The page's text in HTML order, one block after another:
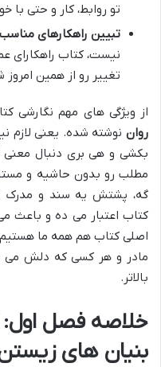
تو روابط، کار و حتی
تبیین راهکارهای
نیست، کتاب راهکارای
تغییر رو از همین امروز
از ویژگی های مهم نگارشی
روان نوشته شده. یعنی لازم
بکشی و هی بری دنبال
مطلب رو بدون حاشیه و
گه، پشتش یه سند و مدرک
کتاب اعتبار می ده و باعث
اصلی کتاب هم همه ما
مادر و هر کسی که دلش می
بالاتر.
خلاصه فصل اول:
بنیان های